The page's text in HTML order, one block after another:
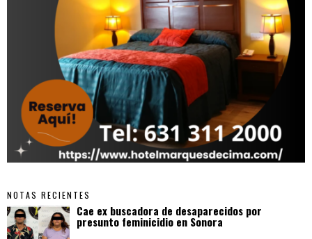
NOTAS RECIENTES
Cae ex buscadora de desaparecidos por
presunto feminicidio en Sonora